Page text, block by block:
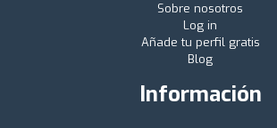
Sobre nosotros
Log in
Añade tu perfil gratis
Blog
Información